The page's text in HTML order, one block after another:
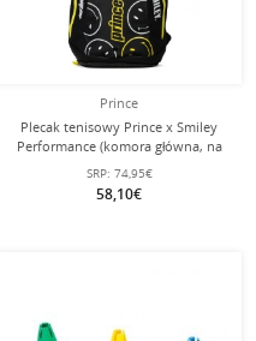
Prince
Plecak tenisowy Prince x Smiley
Performance (komora główna, na
SRP: 74,95€
58,10€